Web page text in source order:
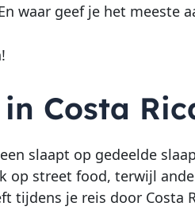
waar geef je het meeste
Costa
slaapt op gedeelde
op street food, terwijl
tijdens je reis door Costa